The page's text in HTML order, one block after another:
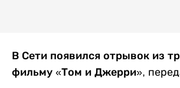
В Сети появился отрывок из
фильму «Том и Джерри»,